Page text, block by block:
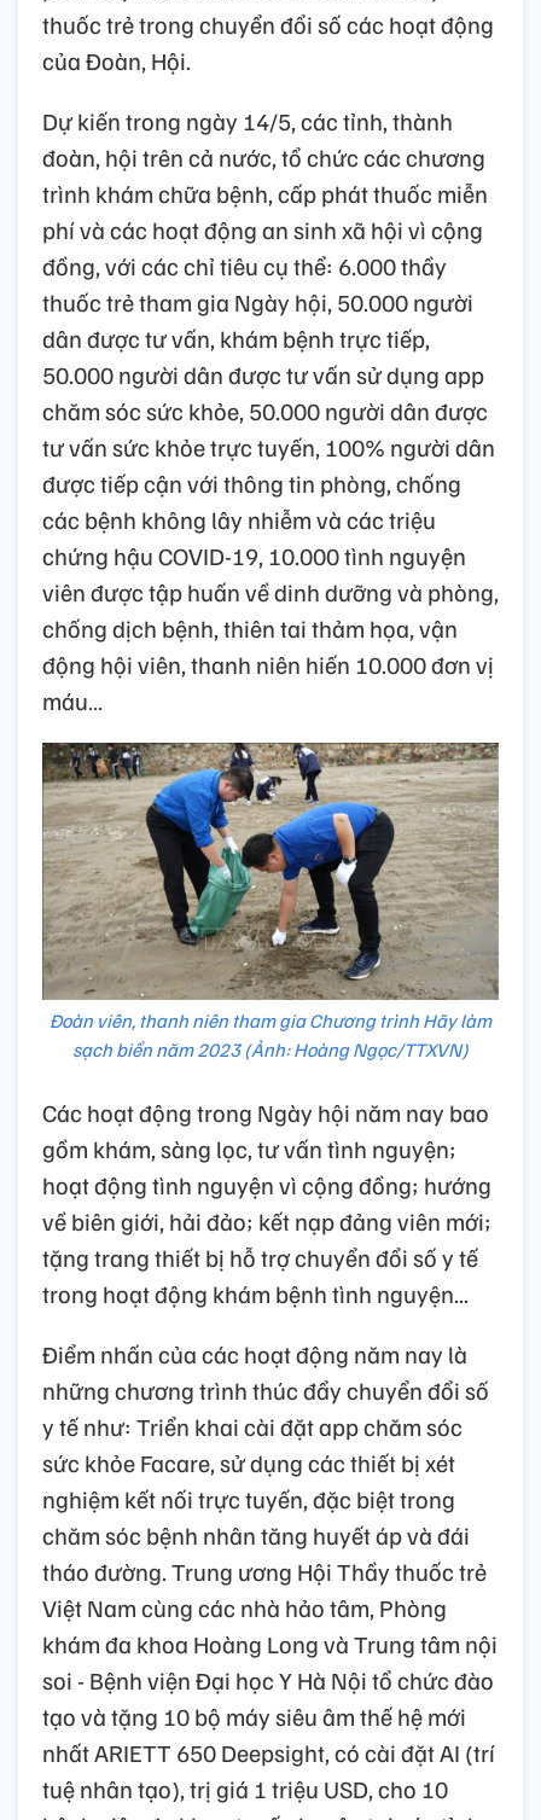
thuốc trẻ trong chuyển đổi số các hoạt động
của Đoàn, Hội.
Dự kiến trong ngày 14/5, các tỉnh, thành
đoàn, hội trên cả nước, tổ chức các chương
trình khám chữa bệnh, cấp phát thuốc miễn
phí và các hoạt động an sinh xã hội vì cộng
đồng, với các chỉ tiêu cụ thể: 6.000 thầy
thuốc trẻ tham gia Ngày hội, 50.000 người
dân được tư vấn, khám bệnh trực tiếp,
50.000 người dân được tư vấn sử dụng app
chăm sóc sức khỏe, 50.000 người dân được
tư vấn sức khỏe trực tuyến, 100% người dân
được tiếp cận với thông tin phòng, chống
các bệnh không lây nhiễm và các triệu
chứng hậu COVID-19, 10.000 tình nguyện
viên được tập huấn về dinh dưỡng và phòng,
chống dịch bệnh, thiên tai thảm họa, vận
động hội viên, thanh niên hiến 10.000 đơn vị
máu…
Đoàn viên, thanh niên tham gia Chương trình Hãy làm
sạch biển năm 2023 (Ảnh: Hoàng Ngọc/TTXVN)
Các hoạt động trong Ngày hội năm nay bao
gồm khám, sàng lọc, tư vấn tình nguyện;
hoạt động tình nguyện vì cộng đồng; hướng
về biên giới, hải đảo; kết nạp đảng viên mới;
tặng trang thiết bị hỗ trợ chuyển đổi số y tế
trong hoạt động khám bệnh tình nguyện...
Điểm nhấn của các hoạt động năm nay là
những chương trình thúc đẩy chuyển đổi số
y tế như: Triển khai cài đặt app chăm sóc
sức khỏe Facare, sử dụng các thiết bị xét
nghiệm kết nối trực tuyến, đặc biệt trong
chăm sóc bệnh nhân tăng huyết áp và đái
tháo đường. Trung ương Hội Thầy thuốc trẻ
Việt Nam cùng các nhà hảo tâm, Phòng
khám đa khoa Hoàng Long và Trung tâm nội
soi - Bệnh viện Đại học Y Hà Nội tổ chức đào
tạo và tặng 10 bộ máy siêu âm thế hệ mới
nhất ARIETT 650 Deepsight, có cài đặt AI (trí
tuệ nhân tạo), trị giá 1 triệu USD, cho 10